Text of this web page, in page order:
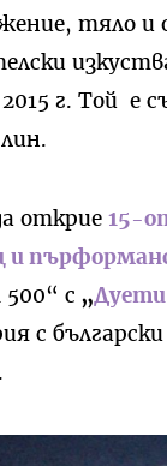
тяло
г. Той е
открие 15-
и
с „Дуети
с
.